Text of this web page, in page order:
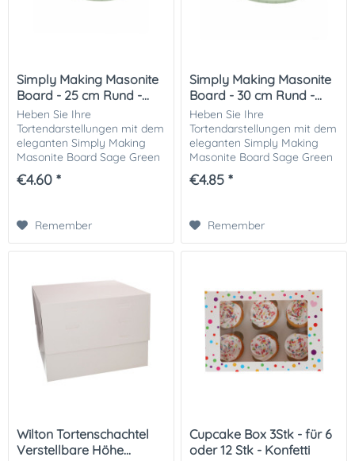
Simply Making Masonite
Board - 25 cm Rund -...
Heben Sie Ihre
Tortendarstellungen mit dem
eleganten Simply Making
Masonite Board Sage Green
hervor. Die Bretter sind so
gestaltet, dass sie jeder
€4.60 *
Remember
Simply Making Masonite
Board - 30 cm Rund -...
Heben Sie Ihre
Tortendarstellungen mit dem
eleganten Simply Making
Masonite Board Sage Green
hervor. Die Bretter sind so
gestaltet, dass sie jeder
€4.85 *
Remember
Wilton Tortenschachtel
Verstellbare Höhe...
Cupcake Box 3Stk - für 6
oder 12 Stk - Konfetti